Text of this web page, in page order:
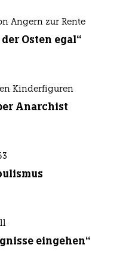
Angern zur Rente
Osten egal“
Kinderfiguren
Anarchist
eingehen“